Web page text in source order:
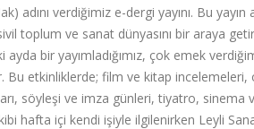
adını verdiğimiz e-dergi yayını. Bu
toplum ve sanat dünyasını bir araya
ayda bir yayımladığımız, çok emek
Bu etkinliklerde; film ve kitap incelemeleri,
söyleşi ve imza günleri, tiyatro, sinema
hafta içi kendi işiyle ilgilenirken Leyli